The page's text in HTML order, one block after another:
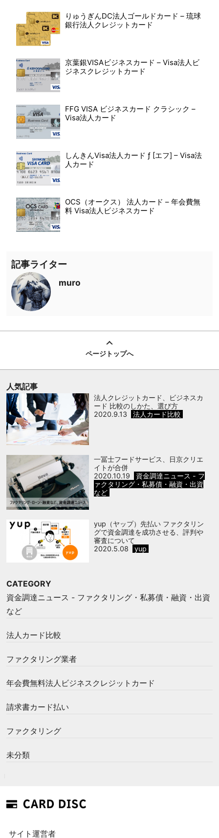
りゅうぎんDC法人ゴールドカード – 琉球
銀行法人クレジットカード
京葉銀VISAビジネスカード – Visa法人ビ
ジネスクレジットカード
FFG VISA ビジネスカード クラシック –
Visa法人カード
しんきんVisa法人カード ƒ [エフ] – Visa法
人カード
OCS（オークス） 法人カード – 年会費無
料 Visa法人ビジネスカード
記事ライター
muro
ページトップへ
人気記事
法人クレジットカード、ビジネスカ
ード 比較のしかた、選び方
2020.9.13
法人カード比較
一冨士フードサービス、日京クリエ
イトが合併
2020.10.19
資金調達ニュース - フ
ァクタリング・私募債・融資・出資
など
yup（ヤップ）先払い ファクタリン
グで資金調達を成功させる、評判や
審査について
2020.5.08
yup
CATEGORY
資金調達ニュース - ファクタリング・私募債・融資・出資
など
法人カード比較
ファクタリング業者
年会費無料法人ビジネスクレジットカード
請求書カード払い
ファクタリング
未分類
サイト運営者